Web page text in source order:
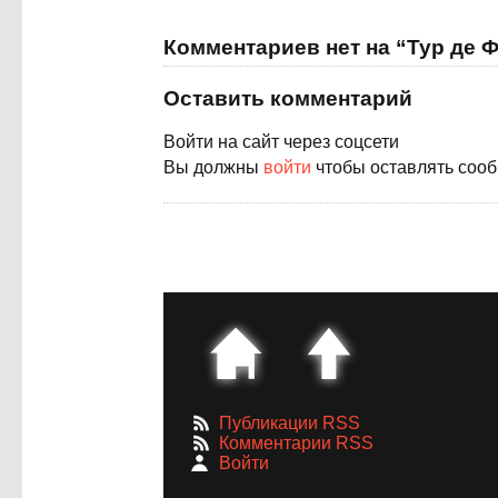
Комментариев нет на “Тур де
Оставить комментарий
Войти на сайт через соцсети
Вы должны войти чтобы оставлять
Публикации RSS
Комментарии RSS
Войти